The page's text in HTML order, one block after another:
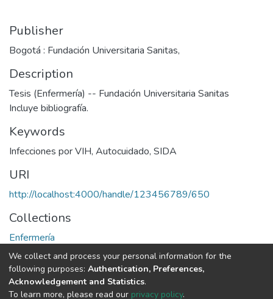
Publisher
Bogotá : Fundación Universitaria Sanitas,
Description
Tesis (Enfermería) -- Fundación Universitaria Sanitas
Incluye bibliografía.
Keywords
Infecciones por VIH, Autocuidado, SIDA
URI
http://localhost:4000/handle/123456789/650
Collections
Enfermería
Full item page
We collect and process your personal information for the
following purposes: Authentication, Preferences,
Acknowledgement and Statistics.
To learn more, please read our privacy policy.